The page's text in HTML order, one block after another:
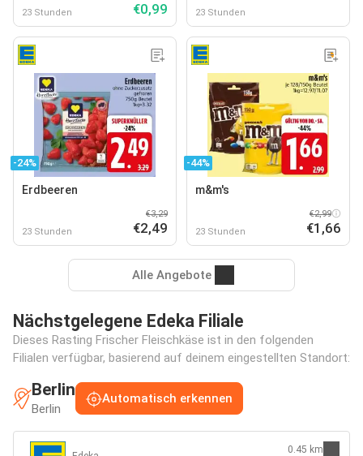
23 Stunden €0,99 23 Stunden
-24%
Erdbeeren
23 Stunden
€3,29
€2,49
-44%
m&m's
23 Stunden
€2,99
€1,66
Alle Angebote
Nächstgelegene Edeka Filiale
Dieses Rasting Frischer Fleischkäse ist in den folgenden
Filialen verfügbar, basierend auf deinem eingestellten Standort:
Berlin
Berlin
Automatisch erkennen
0.45 km